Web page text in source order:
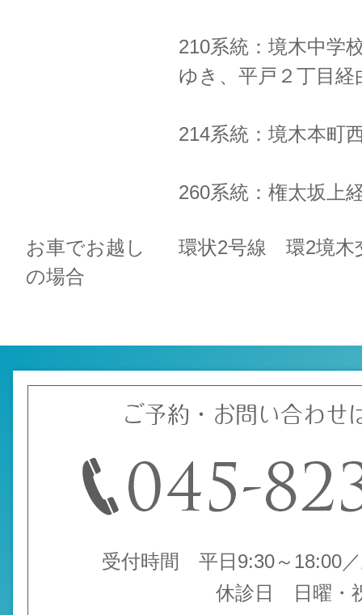
210系統：境木中学
ゆき、 平戸２丁目経
214系統：境木本町
260系統：権太坂上
お車でお越し
の場合
環状2号線 環2境木
ご予約・お問い合わせ
受付時間 平日9:30～18:00
休診日 日曜・